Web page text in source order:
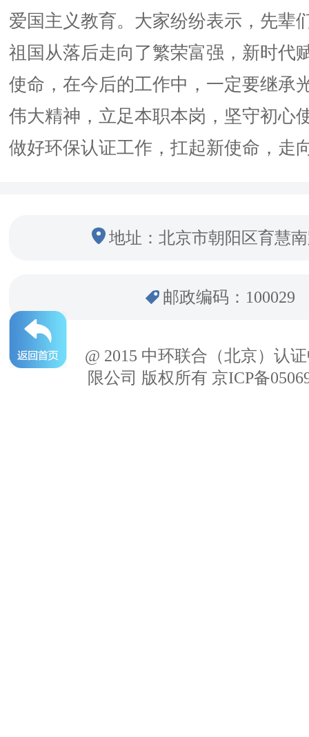
爱国主义教育。大家纷纷表示，先辈
祖国从落后走向了繁荣富强，新时代
使命，在今后的工作中，一定要继承
伟大精神，立足本职本岗，坚守初心
做好环保认证工作，扛起新使命，走
地址：北京市朝阳区育慧
邮政编码：100029
@ 2015 中环联合（北京）认
限公司 版权所有 京ICP备